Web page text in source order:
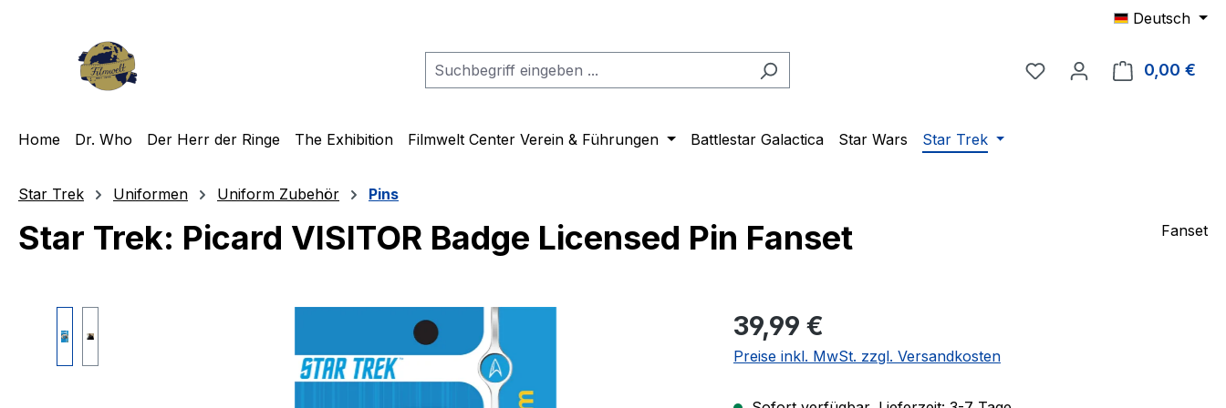
Deutsch
Du hast 0 Produkte auf
0,00 €
Home Dr. Who Der Herr der Ringe The Exhibition Filmwelt Center Verein & Führungen Battlestar Galactica Star Wars Star Trek
Star Trek Uniformen Uniform Zubehör Pins
Star Trek: Picard VISITOR Badge Licensed Pin Fanset Fanset
Regulärer Preis:
39,99 €
Preise inkl. MwSt. zzgl. Versandkosten